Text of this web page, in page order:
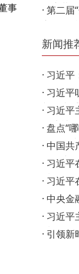
事
将启幕
· 第二届
心筑标
新闻推
· 习近平
· 习近平
并发表
· 习近平
经济社
· 盘点“
媒，传
· 中国共
体会议
· 习近平
质量发
· 习近平
· 中央金
· 习近平
质量发
· 引领新